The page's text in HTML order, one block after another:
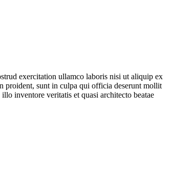
exercitation ullamco laboris nisi ut aliquip ex
proident, sunt in culpa qui officia deserunt mollit
inventore veritatis et quasi architecto beatae